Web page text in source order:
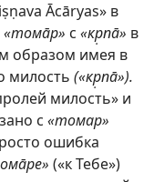
Ācāryas» в
«томāр» с «кр̣пā» в
образом имея в
милость («кр̣пā»).
милость» и
с «томар»
ошибка
(«к Тебе»)